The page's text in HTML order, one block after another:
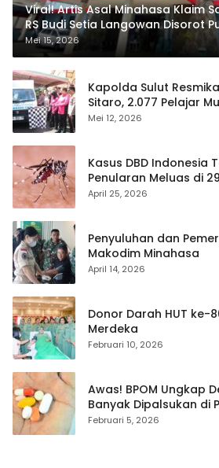
Viral! Artis Asal Minahasa Klaim
RS Budi Setia Langowan Disorot
Mei 15, 2026
Kapolda Sulut
Sitaro, 2.077 Pelajar
Gratis
Mei 12, 2026
Kasus DBD Indonesia
Penularan Meluas di
April 25, 2026
Penyuluhan dan
Makodim Minahasa
April 14, 2026
Donor Darah HUT ke-
Merdeka
Februari 10, 2026
Awas! BPOM Ungkap
Banyak Dipalsukan di
Daftarnya
Februari 5, 2026